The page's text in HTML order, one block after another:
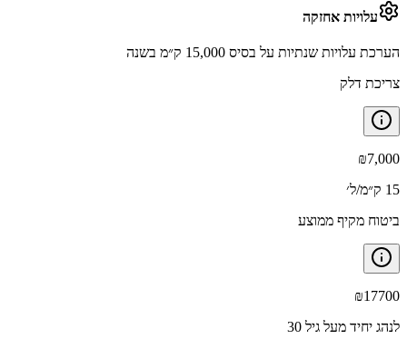
עלויות אחזקה
הערכת עלויות שנתיות על בסיס 15,000 ק״מ בשנה
צריכת דלק
₪7,000
15 ק״מ/ל׳
ביטוח מקיף ממוצע
₪17700
לנהג יחיד מעל גיל 30